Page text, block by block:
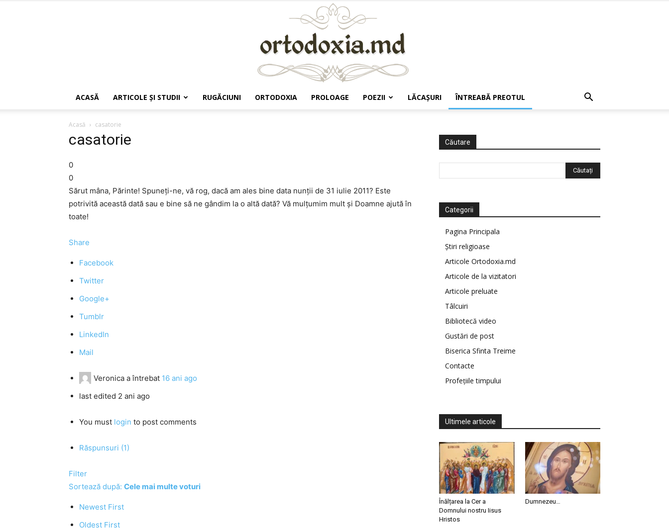
ACASĂ ARTICOLE ŞI STUDII RUGĂCIUNI ORTODOXIA PROLOAGE POEZII LĂCAŞURI ÎNTREABĂ PREOTUL
Acasă casatorie
casatorie
0
0
Sărut mâna, Părinte! Spuneţi-ne, vă rog, dacă am ales bine data nunţii de 31 iulie 2011? Este
potrivită această dată sau e bine să ne gândim la o altă dată? Vă mulţumim mult şi Doamne ajută în
toate!
Share
Facebook
Twitter
Google+
Tumblr
LinkedIn
Mail
Veronica a întrebat 16 ani ago
last edited 2 ani ago
You must login to post comments
Răspunsuri (1)
Filter
Sortează după: Cele mai multe voturi
Newest First
Oldest First
Căutare
Categorii
Pagina Principala
Știri religioase
Articole Ortodoxia.md
Articole de la vizitatori
Articole preluate
Tâlcuiri
Bibliotecă video
Gustări de post
Biserica Sfinta Treime
Contacte
Profețiile timpului
Ultimele articole
Înălțarea la Cer a
Domnului nostru Iisus
Hristos
Dumnezeu…